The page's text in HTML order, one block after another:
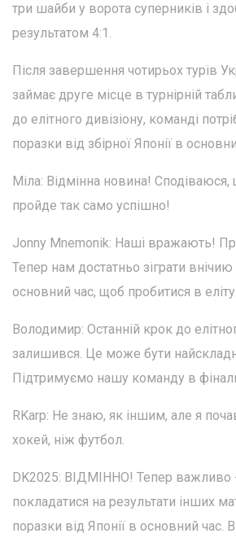
три шайби у ворота суперників і
результатом 4:1.
Після завершення чотирьох турів
займає друге місце в турнірній
до елітного дивізіону, команді
поразки від збірної Японії в
Міла: Відмінна новина! Сподіваюся,
пройде так само успішно!
Jonny Mnemonik: Наші вражають!
Тепер нам достатньо зіграти
основний час, щоб пробитися в еліту.
Володимир: Останній крок до
залишився. Це може бути
Підтримуємо нашу команду в
RKarp: Не знаю, як іншим, але я
хокей, ніж футбол.
DK2025: ВІДМІННО! Тепер важливо
покладатися на результати інших
поразки від Японії в основний